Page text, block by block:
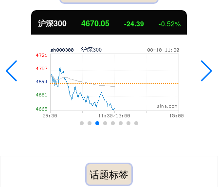
沪深300 4670.05 -24.39 -0.52%
话题标签